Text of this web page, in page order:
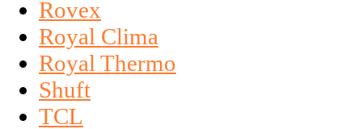
Rovex
Royal Clima
Royal Thermo
Shuft
TCL